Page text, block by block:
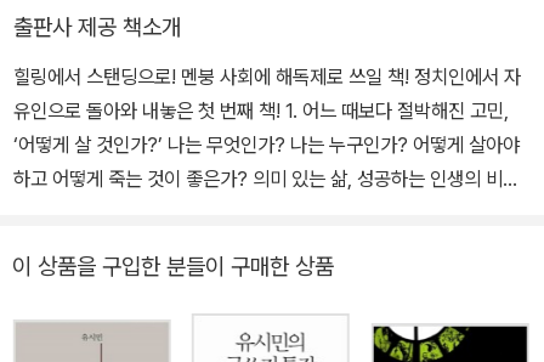
공부》 《거꾸로 읽는 세계사》 《나의 한국현대사》 《역사의 역사》 《국
가란 무엇인가》 《청춘의 독서》 등이 있다.
출판사 제공 책소개
힐링에서 스탠딩으로! 멘붕 사회에 해독제로 쓰일 책! 정치인에서 자
유인으로 돌아와 내놓은 첫 번째 책! 1. 어느 때보다 절박해진 고민,
‘어떻게 살 것인가?’ 나는 무엇인가? 나는 누구인가? 어떻게 살아야
하고 어떻게 죽는 것이 좋은가? 의미 있는 삶, 성공하는 인생의 비결
생의 마지막 페이지를 이미 예감한 중년들도 피해갈 수 없는 질문이
라고 생각한다. 나는 여기 내가 나름대로 찾은 대답을 이야기했다. 삶
의 기쁨, 존재의 의미, 인생의 품격을 찾으려고 고민하는 모든 분들의
이 상품을 구입한 분들이 구매한 상품